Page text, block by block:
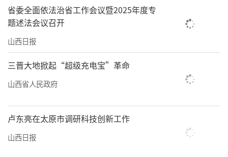
单。“现在村里人人享受农村新型合作医疗，
老年活动中心、教育培训中心近在身边，快递
送到家门口，和城里生活差别越来越小。”大
家兴高采烈地说着自己触手可及的福利，脸上
我省新型城镇化建设取得重大成就，农业转移
人口市民化成效明显，城镇常住人口由2183万
省委全面依法治省工作会议暨2025年度专
题述法会议召开
山西日报
三晋大地掀起“超级充电宝”革命
山西省人民政府
卢东亮在太原市调研科技创新工作
山西日报